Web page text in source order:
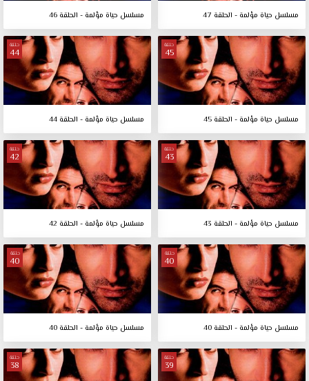
مسلسل حياة مؤلمة - الحلقة 47 مسلسل حياة مؤلمة - الحلقة 46
حلقة
45
مسلسل حياة مؤلمة - الحلقة 45
حلقة
44
مسلسل حياة مؤلمة - الحلقة 44
حلقة
43
مسلسل حياة مؤلمة - الحلقة 43
حلقة
42
مسلسل حياة مؤلمة - الحلقة 42
حلقة
40
مسلسل حياة مؤلمة - الحلقة 40
حلقة
40
مسلسل حياة مؤلمة - الحلقة 40
حلقة
39
حلقة
38